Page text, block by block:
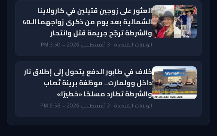
العثور على زوجين قتيلين في كارولاينا
الشمالية بعد يوم من ذكرى زواجهما الـ40
والشرطة ترجّح جريمة قتل وانتحار
الولايات المتحدة · 3 أغسطس 2026 — 3:50 PM
خلاف في طابور الدفع يتحول إلى إطلاق نار
داخل وولمارت.. موظفة بريئة تُصاب
والشرطة تطارد مسلحًا «خطيرًا»
الولايات المتحدة · 2 أغسطس 2026 — 6:58 PM